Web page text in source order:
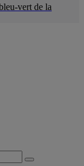
vert de la